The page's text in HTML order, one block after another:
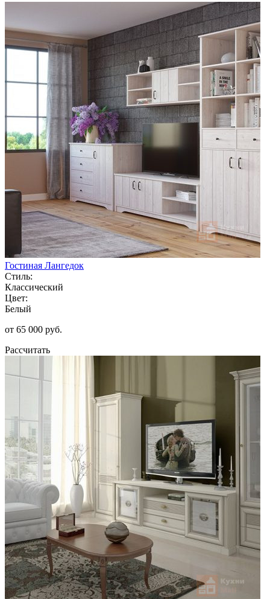
Гостиная Лангедок
Стиль:
Классический
Цвет:
Белый
от 65 000 руб.
Рассчитать